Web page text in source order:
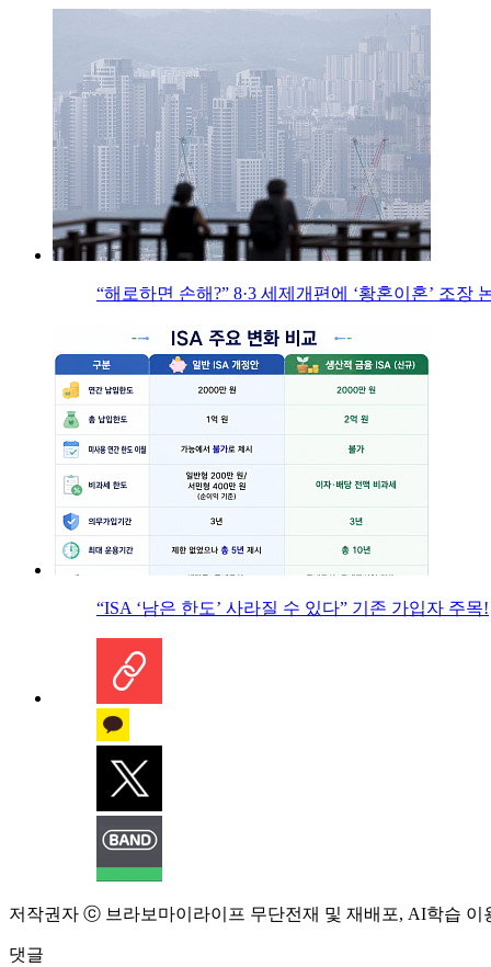
“해로하면 손해?” 8·3 세제개편에 ‘황혼이혼’ 조장
“ISA ‘남은 한도’ 사라질 수 있다” 기존 가입자 주목!
저작권자 ⓒ 브라보마이라이프 무단전재 및 재배포, AI학습 이
댓글